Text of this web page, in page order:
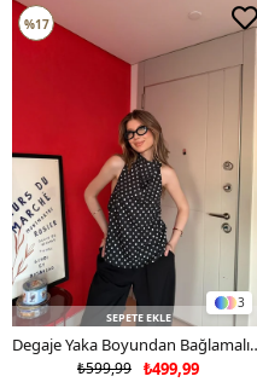
3
SEPETE EKLE
Degaje Yaka
₺499,99
₺599,99
%17